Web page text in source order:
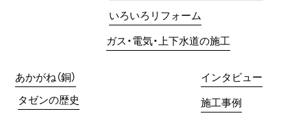
いろいろリフォーム
ガス・電気・上下水道の施工
あかがね（銅）
タゼンの歴史
インタビュー
施工事例